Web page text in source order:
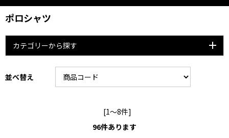
ポロシャツ
カテゴリーから探す
並べ替え
[1～8件]
96件あります